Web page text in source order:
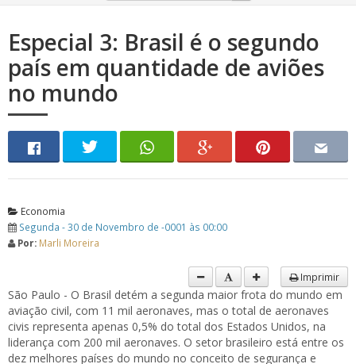
Especial 3: Brasil é o segundo
país em quantidade de aviões
no mundo
Economia
Segunda - 30 de Novembro de -0001 às 00:00
Por: Marli Moreira
Imprimir
São Paulo - O Brasil detém a segunda maior frota do mundo em
aviação civil, com 11 mil aeronaves, mas o total de aeronaves
civis representa apenas 0,5% do total dos Estados Unidos, na
liderança com 200 mil aeronaves. O setor brasileiro está entre os
dez melhores países do mundo no conceito de segurança e